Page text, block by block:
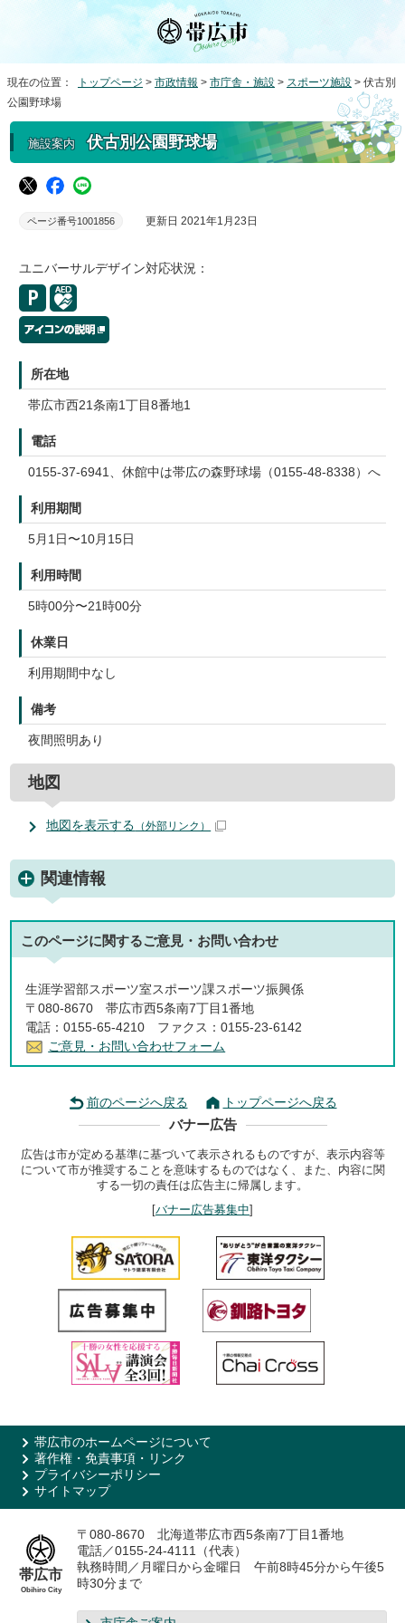
現在の位置： トップページ > 市政情報 > 市庁舎・施設 > スポーツ施設 > 伏古別
公園野球場
施設案内伏古別公園野球場
ページ番号1001856 更新日 2021年1月23日
ユニバーサルデザイン対応状況：
所在地
帯広市西21条南1丁目8番地1
電話
0155-37-6941、休館中は帯広の森野球場（0155-48-8338）へ
利用期間
5月1日〜10月15日
利用時間
5時00分〜21時00分
休業日
利用期間中なし
備考
夜間照明あり
地図
地図を表示する （外部リンク）
関連情報
このページに関するご意見・お問い合わせ
生涯学習部スポーツ室スポーツ課スポーツ振興係
〒080-8670 帯広市西5条南7丁目1番地
電話：0155-65-4210 ファクス：0155-23-6142
ご意見・お問い合わせフォーム
前のページへ戻る トップページへ戻る
バナー広告
広告は市が定める基準に基づいて表示されるものですが、表示内容等
について市が推奨することを意味するものではなく、また、内容に関
する一切の責任は広告主に帰属します。
[バナー広告募集中]
帯広市のホームページについて
著作権・免責事項・リンク
プライバシーポリシー
サイトマップ
帯広市
Obihiro City
〒080-8670 北海道帯広市西5条南7丁目1番地
電話／0155-24-4111（代表）
執務時間／月曜日から金曜日 午前8時45分から午後5
時30分まで